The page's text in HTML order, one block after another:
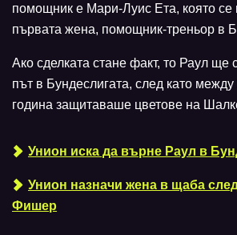
помощник е Мари-Луис Ета, която се
първата жена, помощник-треньор в
Ако сделката стане факт, то Раул ще
път в Бундеслигата, след като
година защитаваше цветове на
Унион иска да върне Раул в
Унион назначи жена в щаба
Фишер